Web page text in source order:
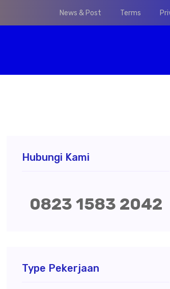
News & Post Terms
Hubungi Kami
0823 1583 2042
Type Pekerjaan